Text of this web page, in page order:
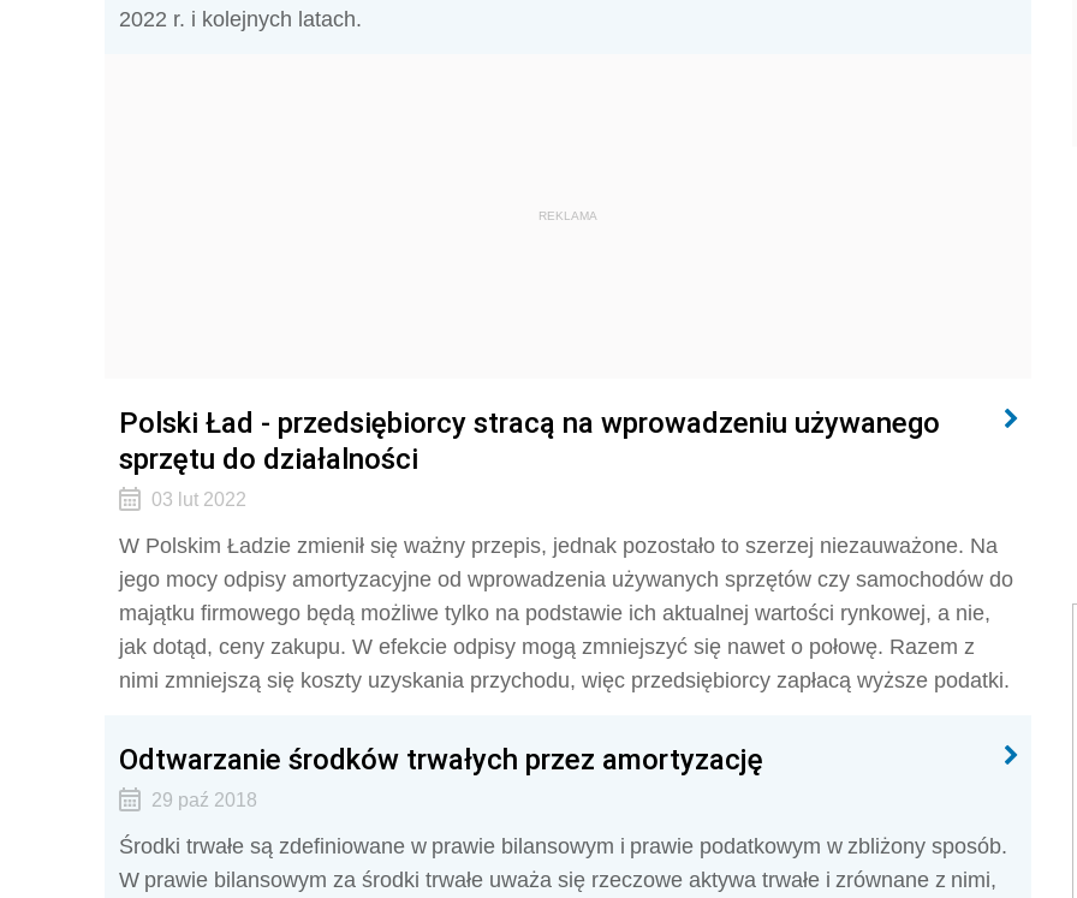
2022 r. i kolejnych latach.
REKLAMA
Polski Ład - przedsiębiorcy stracą na wprowadzeniu używanego
sprzętu do działalności
03 lut 2022
W Polskim Ładzie zmienił się ważny przepis, jednak pozostało to szerzej niezauważone. Na
jego mocy odpisy amortyzacyjne od wprowadzenia używanych sprzętów czy samochodów do
majątku firmowego będą możliwe tylko na podstawie ich aktualnej wartości rynkowej, a nie,
jak dotąd, ceny zakupu. W efekcie odpisy mogą zmniejszyć się nawet o połowę. Razem z
nimi zmniejszą się koszty uzyskania przychodu, więc przedsiębiorcy zapłacą wyższe podatki.
Odtwarzanie środków trwałych przez amortyzację
29 paź 2018
Środki trwałe są zdefiniowane w prawie bilansowym i prawie podatkowym w zbliżony sposób.
W prawie bilansowym za środki trwałe uważa się rzeczowe aktywa trwałe i zrównane z nimi,